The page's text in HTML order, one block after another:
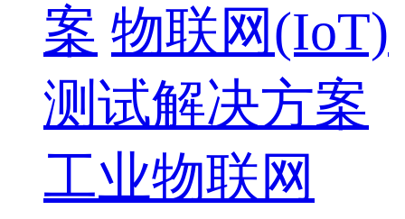
案 物联网(IoT)
测试解决方案
工业物联网